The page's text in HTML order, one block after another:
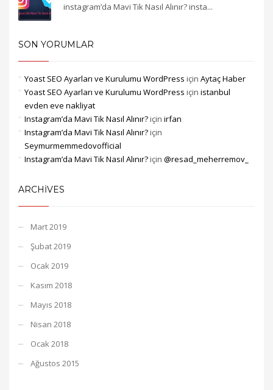
instagram’da Mavi Tik Nasıl Alınır? insta...
SON YORUMLAR
Yoast SEO Ayarları ve Kurulumu WordPress için Aytaç Haber
Yoast SEO Ayarları ve Kurulumu WordPress için istanbul
evden eve nakliyat
Instagram’da Mavi Tik Nasıl Alınır?için irfan
Instagram’da Mavi Tik Nasıl Alınır?için
Seymurmemmedovofficial
Instagram’da Mavi Tik Nasıl Alınır?için @resad_meherremov_
ARCHIVES
Mart 2019
Şubat 2019
Ocak 2019
Kasım 2018
Mayıs 2018
Nisan 2018
Ocak 2018
Ağustos 2015